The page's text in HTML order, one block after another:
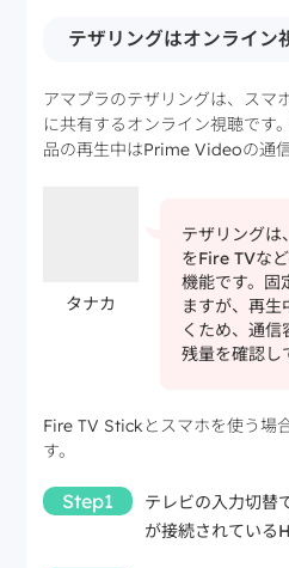
テザリングはオンライン
アマプラのテザリングは、スマ
に共有するオンライン視聴です
品の再生中はPrime Videoの通
タナカ
テザリングは
をFire TVな
機能です。固
ますが、再生
くため、通
残量を確認し
Fire TV Stickとスマホを使う場
す。
Step1
テレビの入力切替
が接続されている